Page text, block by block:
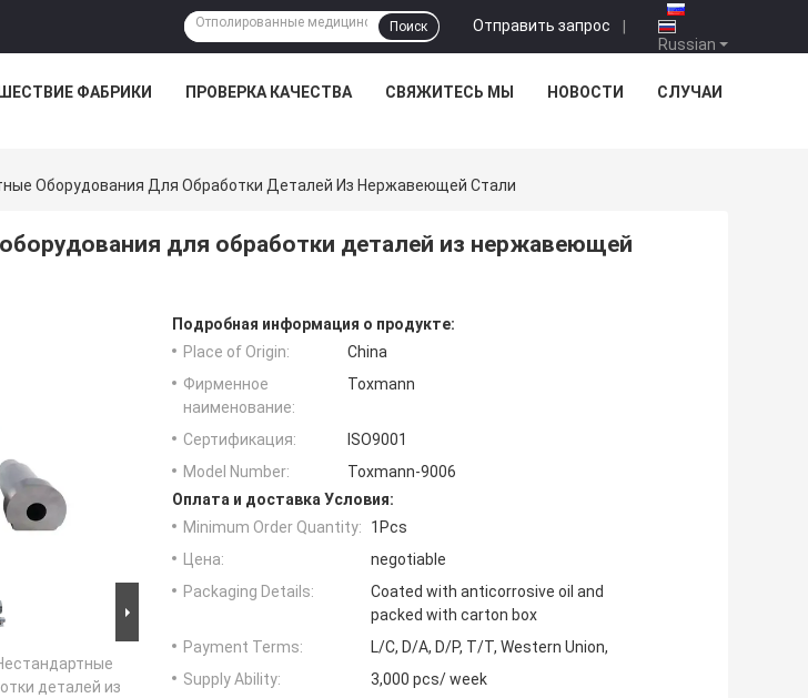
Russian
Отправить запрос |
Поиск
ФАБРИКИ ПРОВЕРКА КАЧЕСТВА СВЯЖИТЕСЬ МЫ НОВОСТИ СЛУЧАИ
Оборудования Для Обработки Деталей Из Нержавеющей Стали
для обработки деталей из нержавеющей
деталей из
Подробная информация о продукте:
Place of Origin:
China
Фирменное
наименование:
Toxmann
Сертификация:
ISO9001
Model Number:
Toxmann-9006
Оплата и доставка Условия:
Minimum Order Quantity:
1Pcs
Цена:
negotiable
Packaging Details:
Coated with anticorrosive oil and
packed with carton box
Payment Terms:
L/C, D/A, D/P, T/T, Western Union,
Supply Ability:
3,000 pcs/ week